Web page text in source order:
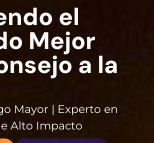
el
Mejor
a la
Mayor | Experto en
Alto Impacto